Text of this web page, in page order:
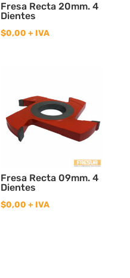
Fresa Recta 20mm. 4
Dientes
$0,00 + IVA
Fresa Recta 09mm. 4
Dientes
$0,00 + IVA